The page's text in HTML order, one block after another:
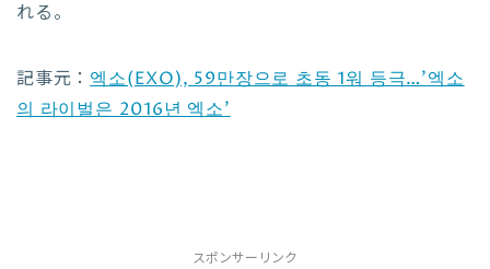
れる。
記事元： 엑소(EXO), 59만장으로 초동 1워 등극…’엑소
의 라이벌은 2016년 엑소’
スポンサーリンク